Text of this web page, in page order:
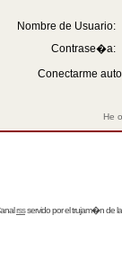
Nombre de Usuario:
Contrase�a:
Conectarme
He
rssservido por eltrujam�nde